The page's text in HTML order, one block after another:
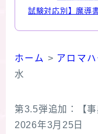
試験対応別】魔導
ホーム > アロマ
水
第3.5弾追加：【
2026年3月25日